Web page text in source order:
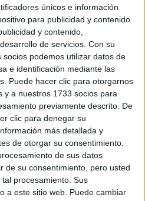
únicos e información
para publicidad y contenido
y contenido,
de servicios. Con su
podemos utilizar datos de
e identificación mediante las
Puede hacer clic para otorgarnos
y a nuestros 1733 socios para
previamente descrito. De
clic para denegar su
más detallada y
de otorgar su consentimiento.
de sus datos
de su consentimiento, pero usted
procesamiento. Sus
a este sitio web. Puede cambiar
para suscriptores